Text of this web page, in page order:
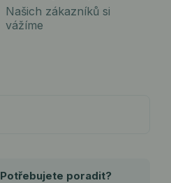
Našich zákazníků si
vážíme
Potřebujete poradit?